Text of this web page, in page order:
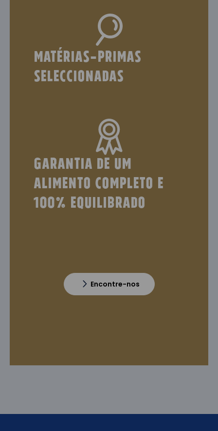
Matérias-primas
seleccionadas
garantia de um
alimento completo e
100% equilibrado
Encontre-nos